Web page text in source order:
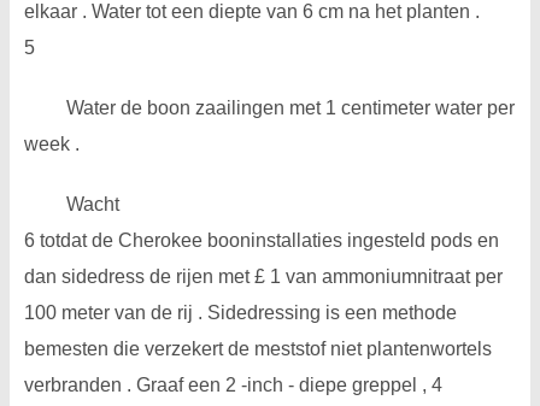
elkaar . Water tot een diepte van 6 cm na het planten .
5
Water de boon zaailingen met 1 centimeter water per
week .
Wacht
6 totdat de Cherokee booninstallaties ingesteld pods en
dan sidedress de rijen met £ 1 van ammoniumnitraat per
100 meter van de rij . Sidedressing is een methode
bemesten die verzekert de meststof niet plantenwortels
verbranden . Graaf een 2 -inch - diepe greppel , 4